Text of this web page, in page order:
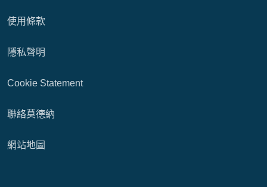
使用條款
隱私聲明
Cookie Statement
聯絡莫德納
網站地圖